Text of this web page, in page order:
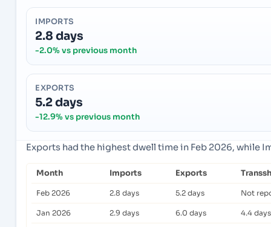
IMPORTS
2.8 days
-2.0% vs previous month
EXPORTS
5.2 days
-12.9% vs previous month
Exports had the highest dwell time in Feb 2026, while
Month Imports Exports
Feb 2026 2.8 days 5.2 days Not
Jan 2026 2.9 days 6.0 days 4.4 days